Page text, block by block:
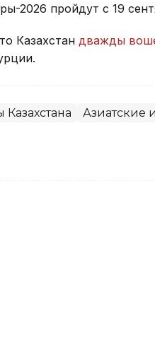
2026 пройдут с 19
Казахстан дважды
Азиатские